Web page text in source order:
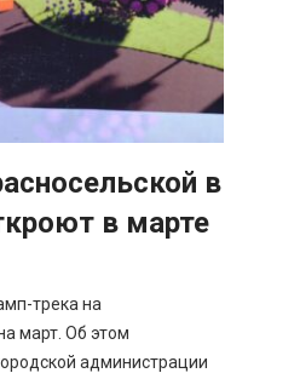
в
в марте
трека на
март. Об этом
администрации